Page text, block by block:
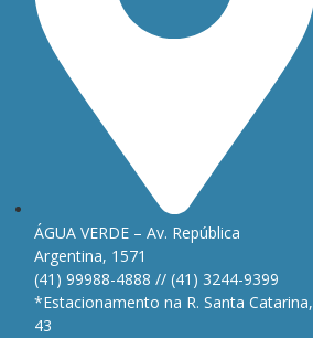
ÁGUA VERDE – Av. República
Argentina, 1571
(41) 99988-4888 // (41) 3244-9399
*Estacionamento na R. Santa Catarina,
43